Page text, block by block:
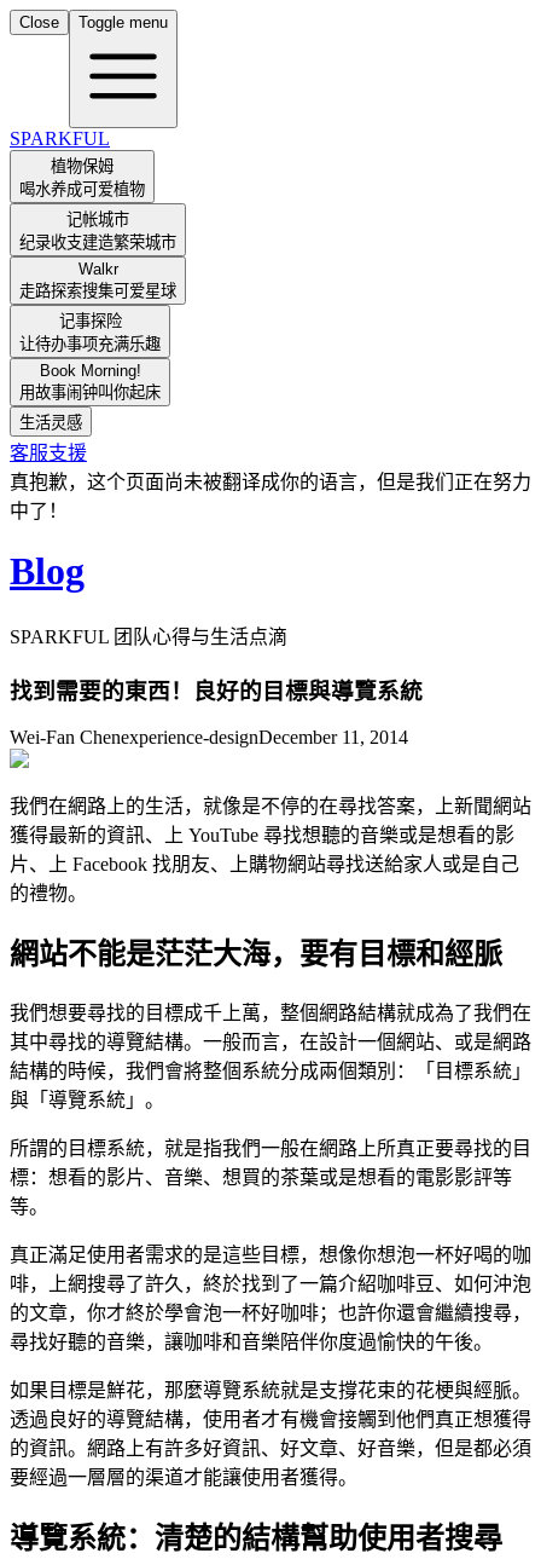
Close Toggle menu
SPARKFUL
植物保姆
喝水养成可爱植物
记帐城市
纪录收支建造繁荣城市
Walkr
走路探索搜集可爱星球
记事探险
让待办事项充满乐趣
Book Morning!
用故事闹钟叫你起床
生活灵感
客服支援
真抱歉，这个页面尚未被翻译成你的语言，但是我们正在努力
中了！
Blog
SPARKFUL 团队心得与生活点滴
找到需要的東西！良好的目標與導覽系統
Wei-Fan Chenexperience-designDecember 11, 2014
我們在網路上的生活，就像是不停的在尋找答案，上新聞網站
獲得最新的資訊、上 YouTube 尋找想聽的音樂或是想看的影
片、上 Facebook 找朋友、上購物網站尋找送給家人或是自己
的禮物。
網站不能是茫茫大海，要有目標和經脈
我們想要尋找的目標成千上萬，整個網路結構就成為了我們在
其中尋找的導覽結構。一般而言，在設計一個網站、或是網路
結構的時候，我們會將整個系統分成兩個類別：「目標系統」
與「導覽系統」。
所謂的目標系統，就是指我們一般在網路上所真正要尋找的目
標：想看的影片、音樂、想買的茶葉或是想看的電影影評等
等。
真正滿足使用者需求的是這些目標，想像你想泡一杯好喝的咖
啡，上網搜尋了許久，終於找到了一篇介紹咖啡豆、如何沖泡
的文章，你才終於學會泡一杯好咖啡；也許你還會繼續搜尋，
尋找好聽的音樂，讓咖啡和音樂陪伴你度過愉快的午後。
如果目標是鮮花，那麼導覽系統就是支撐花束的花梗與經脈。
透過良好的導覽結構，使用者才有機會接觸到他們真正想獲得
的資訊。網路上有許多好資訊、好文章、好音樂，但是都必須
要經過一層層的渠道才能讓使用者獲得。
導覽系統：清楚的結構幫助使用者搜尋